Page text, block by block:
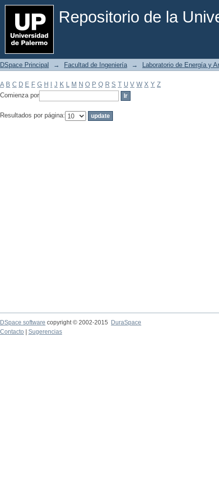
Repositorio de la
Filtrar por: Materia
DSpace Principal → Facultad de Ingeniería → Laboratorio de Energía y
A B C D E F G H J K L M N O P Q R S T U V W X Y Z
Comienza por
Resultados por página:
DSpace software copyright © 2002-2015
DuraSpace
Contacto
Sugerencias